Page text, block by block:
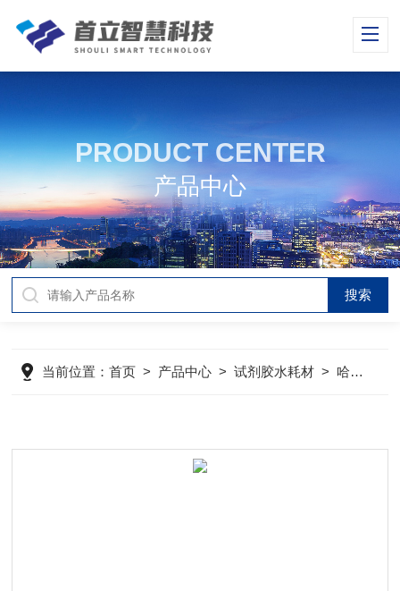
PRODUCT CENTER
产品中心
当前位置：首页 > 产品中心 >试剂胶水耗材 > 哈希仪器及试剂